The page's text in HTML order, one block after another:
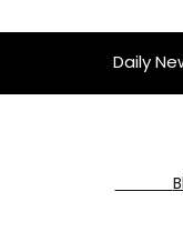
Daily